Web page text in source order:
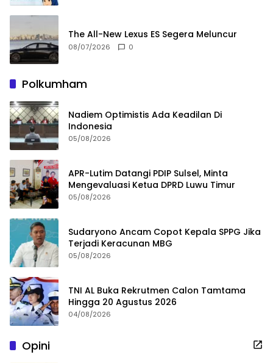
The All-New Lexus ES Segera Meluncur
08/07/2026 0
Polkumham
Nadiem Optimistis Ada Keadilan Di
Indonesia
05/08/2026
APR-Lutim Datangi PDIP Sulsel, Minta
Mengevaluasi Ketua DPRD Luwu Timur
05/08/2026
Sudaryono Ancam Copot Kepala SPPG Jika
Terjadi Keracunan MBG
05/08/2026
TNI AL Buka Rekrutmen Calon Tamtama
Hingga 20 Agustus 2026
04/08/2026
Opini